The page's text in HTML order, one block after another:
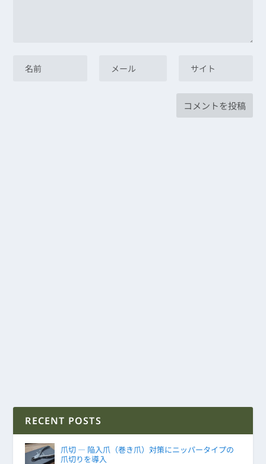
RECENT POSTS
爪切 ― 陥入爪（巻き爪）対策にニッパータイプの
爪切りを導入